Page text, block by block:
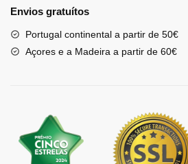
Envios gratuítos
Portugal continental a partir de 50€
Açores e a Madeira a partir de 60€